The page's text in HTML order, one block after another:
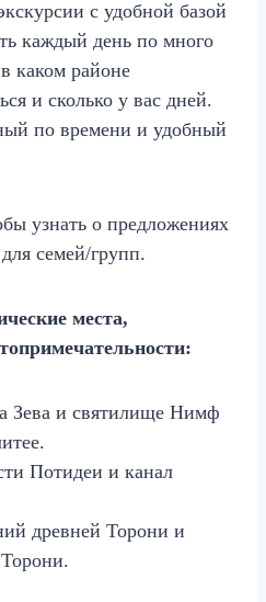
с удобной базой
каждый день по много
каком районе
и сколько у вас дней.
по времени и удобный
узнать о предложениях
семей/групп.
места,
Зева и святилище Нимф
Потидеи и канал
древней Торони и